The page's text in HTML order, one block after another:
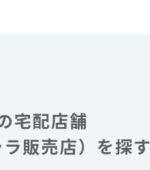
宅配店舗
販売店） を探す